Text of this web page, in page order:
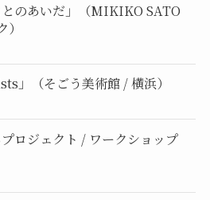
とのあいだ」（MIKIKO SATO
」（そごう美術館 / 横浜）
プロジェクト / ワークショップ